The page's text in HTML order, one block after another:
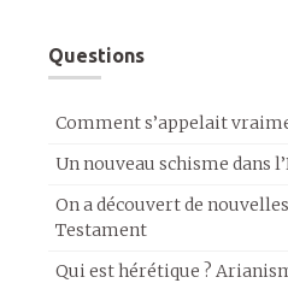
Questions
Comment s’appelait
Un nouveau schisme dans
On a découvert de
Testament
Qui est hérétique ?